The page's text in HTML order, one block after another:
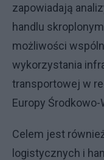
zapowiadają
handlu
możliwości
wykorzystania
transportowej w
Europy
Celem jest
logistycznych i